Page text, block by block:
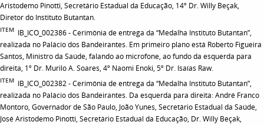
Aristodemo Pinotti, Secretário Estadual da Educação, 14º Dr. Willy Beçak,
Diretor do Instituto Butantan.
ITEM IB_ICO_002386 - Cerimônia de entrega da “Medalha Instituto Butantan”,
realizada no Palácio dos Bandeirantes. Em primeiro plano está Roberto Figueira
Santos, Ministro da Saúde, falando ao microfone, ao fundo da esquerda para
direita, 1º Dr. Murilo A. Soares, 4º Naomi Enoki, 5º Dr. Isaías Raw.
ITEM IB_ICO_002382 - Cerimônia de entrega da “Medalha Instituto Butantan”,
realizada no Palácio dos Bandeirantes. Da esquerda para direita: André Franco
Montoro, Governador de São Paulo, João Yunes, Secretário Estadual da Saúde,
José Aristodemo Pinotti, Secretário Estadual da Educação, Dr. Willy Beçak,